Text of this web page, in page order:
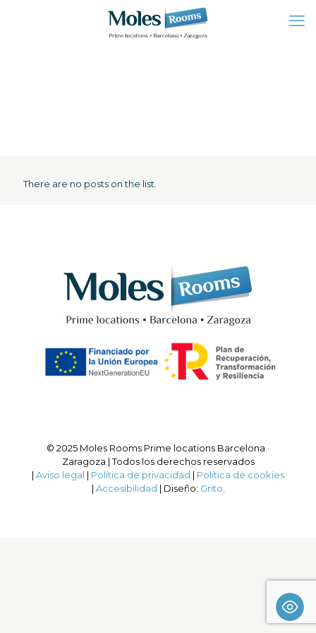
There are no posts on the list.
© 2025 Moles Rooms Prime locations Barcelona ·
Zaragoza | Todos los derechos reservados
| Aviso legal | Política de privacidad | Política de cookies
| Accesibilidad | Diseño: Grito